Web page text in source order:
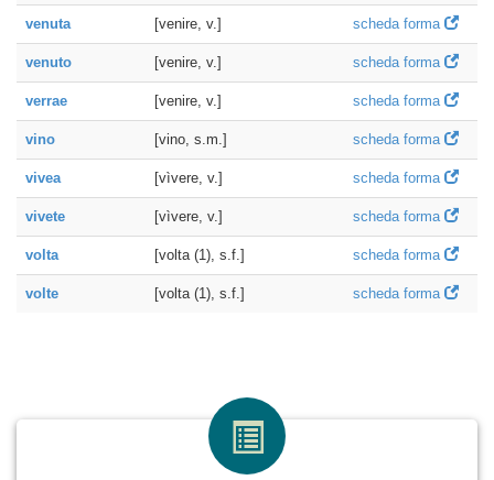
venuta [venire, v.] scheda forma
venuto [venire, v.] scheda forma
verrae [venire, v.] scheda forma
vino [vino, s.m.] scheda forma
vivea [vìvere, v.] scheda forma
vivete [vìvere, v.] scheda forma
volta [volta (1), s.f.] scheda forma
volte [volta (1), s.f.] scheda forma